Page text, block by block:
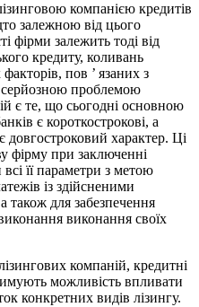
компанією кредитів
залежною від цього
фірми залежить тоді від
кредиту, коливань
пов ’ язаних з
проблемою
є те, що сьогодні основною
є короткострокові, а
довгостроковий характер. Ці
фірму при заключенні
її параметри з метою
із здійсненими
також для забезпечення
виконання своїх
компаній, кредитні
можливість впливати
конкретних видів лізингу.